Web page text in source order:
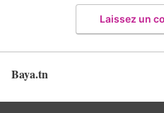
Laissez un
Baya.tn